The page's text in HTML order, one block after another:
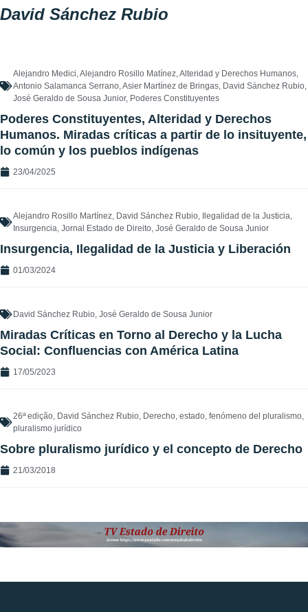
David Sánchez Rubio
Alejandro Medici,Alejandro Rosillo Matínez,Alteridad y Derechos Humanos,
Antonio Salamanca Serrano,Asier Martínez de Bringas, David Sánchez Rubio,
José Geraldo de Sousa Junior, Poderes Constituyentes
Poderes Constituyentes, Alteridad y Derechos
Humanos. Miradas críticas a partir de lo insituyente,
lo común y los pueblos indígenas
23/04/2025
Alejandro Rosillo Martínez, David Sánchez Rubio, Ilegalidad de la Justicia,
Insurgencia, Jornal Estado de Direito, José Geraldo de Sousa Junior
Insurgencia, Ilegalidad de la Justicia y Liberación
01/03/2024
David Sánchez Rubio, José Geraldo de Sousa Junior
Miradas Críticas en Torno al Derecho y la Lucha
Social: Confluencias con América Latina
17/05/2023
26ª edição, David Sánchez Rubio, Derecho, estado, fenómeno del pluralismo,
pluralismo jurídico
Sobre pluralismo jurídico y el concepto de Derecho
21/03/2018